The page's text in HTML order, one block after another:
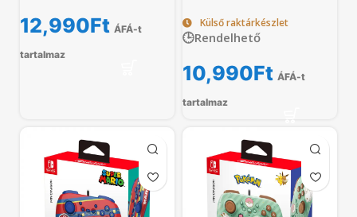
12,990Ft ÁFÁ-t
tartalmaz
Külső raktárkészlet
🕒Rendelhető
10,990Ft ÁFÁ-t
tartalmaz